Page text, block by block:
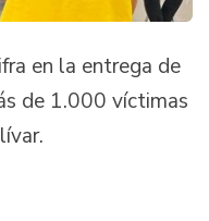
en la entrega de
de 1.000 víctimas